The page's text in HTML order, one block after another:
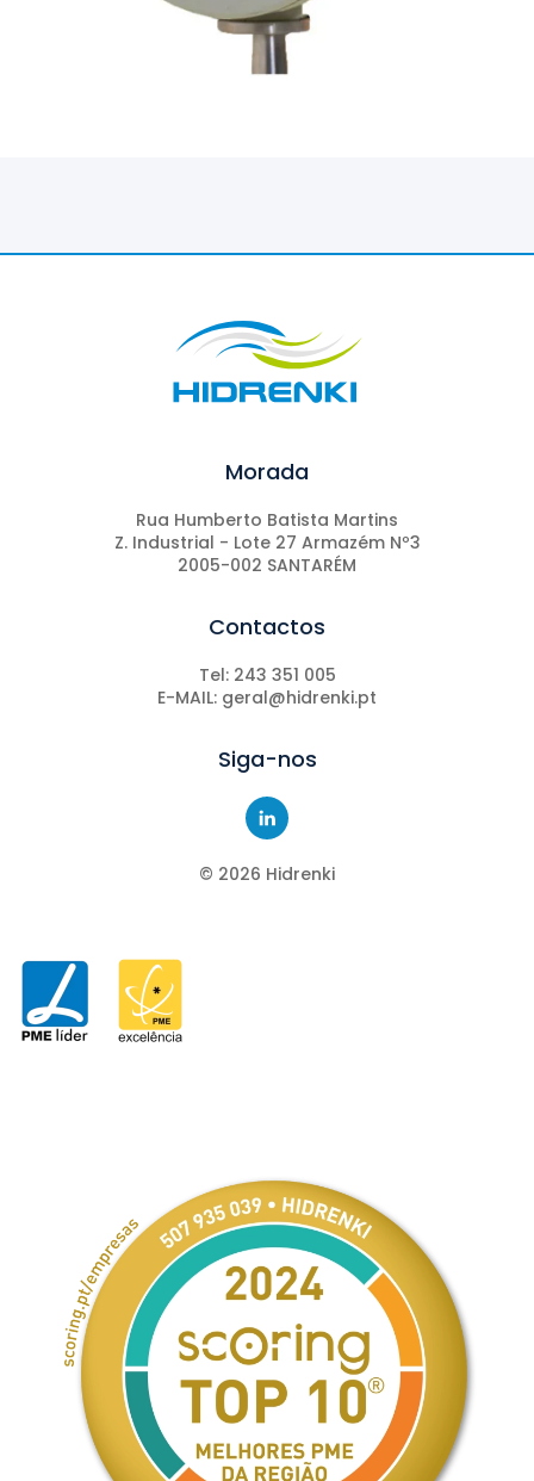
Morada
Rua Humberto Batista Martins
Z. Industrial - Lote 27 Armazém Nº3
2005-002 SANTARÉM
Contactos
Tel: 243 351 005
E-MAIL: geral@hidrenki.pt
Siga-nos
© 2026 Hidrenki